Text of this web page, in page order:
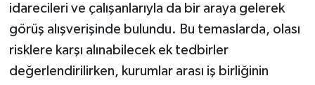
idarecileri ve çalışanlarıyla da bir araya gelerek
görüş alışverişinde bulundu. Bu temaslarda, olası
risklere karşı alınabilecek ek tedbirler
değerlendirilirken, kurumlar arası iş birliğinin